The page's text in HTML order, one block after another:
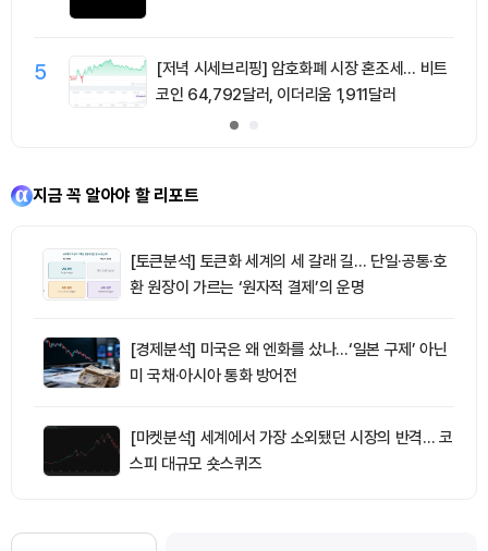
5
[저녁 시세브리핑] 암호화폐 시장 혼조세… 비트
코인 64,792달러, 이더리움 1,911달러
지금 꼭 알아야 할 리포트
[토큰분석] 토큰화 세계의 세 갈래 길… 단일·공통·호
환 원장이 가르는 ‘원자적 결제’의 운명
[경제분석] 미국은 왜 엔화를 샀나…‘일본 구제’ 아닌
미 국채·아시아 통화 방어전
[마켓분석] 세계에서 가장 소외됐던 시장의 반격… 코
스피 대규모 숏스퀴즈